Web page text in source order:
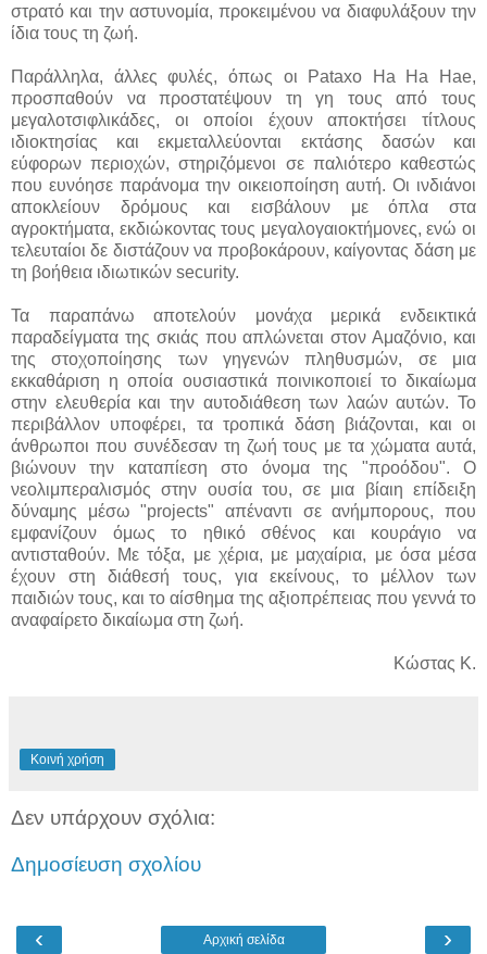
στρατό και την αστυνομία, προκειμένου να διαφυλάξουν την
ίδια τους τη ζωή.
Παράλληλα, άλλες φυλές, όπως οι Pataxo Ha Ha Hae,
προσπαθούν να προστατέψουν τη γη τους από τους
μεγαλοτσιφλικάδες, οι οποίοι έχουν αποκτήσει τίτλους
ιδιοκτησίας και εκμεταλλεύονται εκτάσης δασών και
εύφορων περιοχών, στηριζόμενοι σε παλιότερο καθεστώς
που ευνόησε παράνομα την οικειοποίηση αυτή. Οι ινδιάνοι
αποκλείουν δρόμους και εισβάλουν με όπλα στα
αγροκτήματα, εκδιώκοντας τους μεγαλογαιοκτήμονες, ενώ οι
τελευταίοι δε διστάζουν να προβοκάρουν, καίγοντας δάση με
τη βοήθεια ιδιωτικών security.
Τα παραπάνω αποτελούν μονάχα μερικά ενδεικτικά
παραδείγματα της σκιάς που απλώνεται στον Αμαζόνιο, και
της στοχοποίησης των γηγενών πληθυσμών, σε μια
εκκαθάριση η οποία ουσιαστικά ποινικοποιεί το δικαίωμα
στην ελευθερία και την αυτοδιάθεση των λαών αυτών. Το
περιβάλλον υποφέρει, τα τροπικά δάση βιάζονται, και οι
άνθρωποι που συνέδεσαν τη ζωή τους με τα χώματα αυτά,
βιώνουν την καταπίεση στο όνομα της "προόδου". Ο
νεολιμπεραλισμός στην ουσία του, σε μια βίαιη επίδειξη
δύναμης μέσω "projects" απέναντι σε ανήμπορους, που
εμφανίζουν όμως το ηθικό σθένος και κουράγιο να
αντισταθούν. Με τόξα, με χέρια, με μαχαίρια, με όσα μέσα
έχουν στη διάθεσή τους, για εκείνους, το μέλλον των
παιδιών τους, και το αίσθημα της αξιοπρέπειας που γεννά το
αναφαίρετο δικαίωμα στη ζωή.
Κώστας Κ.
Κοινή χρήση
Δεν υπάρχουν σχόλια:
Δημοσίευση σχολίου
‹ ›
Αρχική σελίδα